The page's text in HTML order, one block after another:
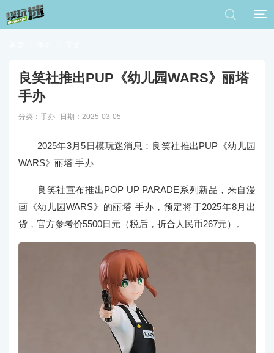


良笑社推出PUP《幼儿园WARS》丽塔
手办
分类： 手办 日期：2025-03-05
2025年3月5日模玩迷消息： 良笑社推出PUP《幼儿园
WARS》丽塔 手办
良笑社宣布推出POP UP PARADE系列新品，来自漫
画《幼儿园WARS》的丽塔 手办，预定将于2025年8月出
货，官方参考价5500日元（税后，折合人民币267元）。